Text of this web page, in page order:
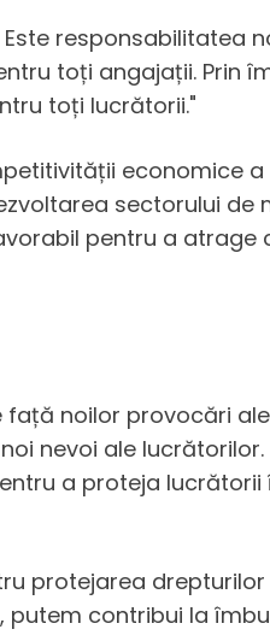
responsabilitatea
toți angajații. Prin
toți lucrătorii."
economice a
sectorului de
pentru a atrage
noilor provocări
nevoi ale
a proteja
protejarea
contribui la